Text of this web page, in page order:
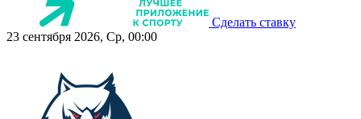
Сделать ставку
23 сентября 2026, Ср, 00:00